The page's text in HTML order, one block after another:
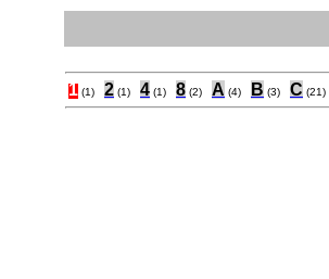
1 (1) 2 (1) 4 (1) 8 (2) A (4) B (3) C (21)